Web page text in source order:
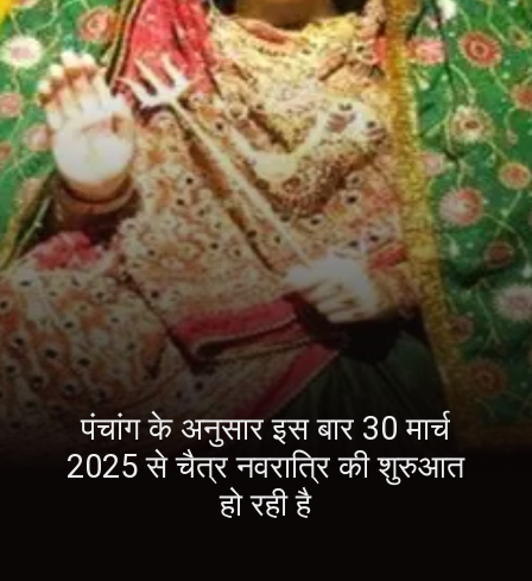
पंचांग के अनुसार इस बार 30 मार्च
2025 से चैत्र नवरात्रि की शुरुआत
हो रही है